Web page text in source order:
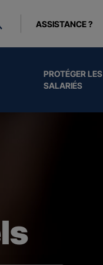
PROTÉGER LES
SALARIÉS
ASSISTANCE ?